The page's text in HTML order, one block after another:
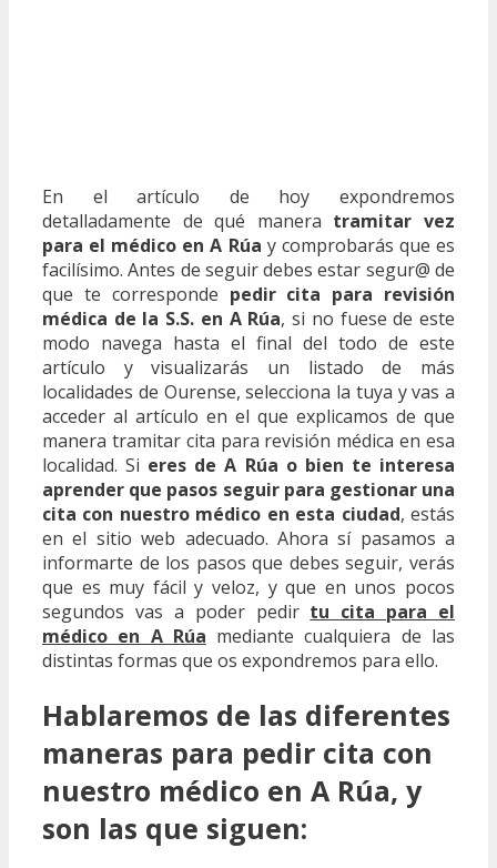
En el artículo de hoy expondremos
detalladamente de qué manera tramitar vez
para el médico en A Rúa y comprobarás que es
facilísimo. Antes de seguir debes estar segur@ de
que te corresponde pedir cita para revisión
médica de la S.S. en A Rúa, si no fuese de este
modo navega hasta el final del todo de este
artículo y visualizarás un listado de más
localidades de Ourense, selecciona la tuya y vas a
acceder al artículo en el que explicamos de que
manera tramitar cita para revisión médica en esa
localidad. Si eres de A Rúa o bien te interesa
aprender que pasos seguir para gestionar una
cita con nuestro médico en esta ciudad, estás
en el sitio web adecuado. Ahora sí pasamos a
informarte de los pasos que debes seguir, verás
que es muy fácil y veloz, y que en unos pocos
segundos vas a poder pedir tu cita para el
médico en A Rúa mediante cualquiera de las
distintas formas que os expondremos para ello.
Hablaremos de las diferentes
maneras para pedir cita con
nuestro médico en A Rúa, y
son las que siguen: